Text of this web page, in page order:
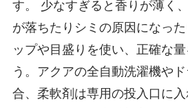
す。 少なすぎると香りが薄く
が落ちたりシミの原因になっ
ップや目盛りを使い、正確な
う。アクアの全自動洗濯機や
合、柔軟剤は専用の投入口に